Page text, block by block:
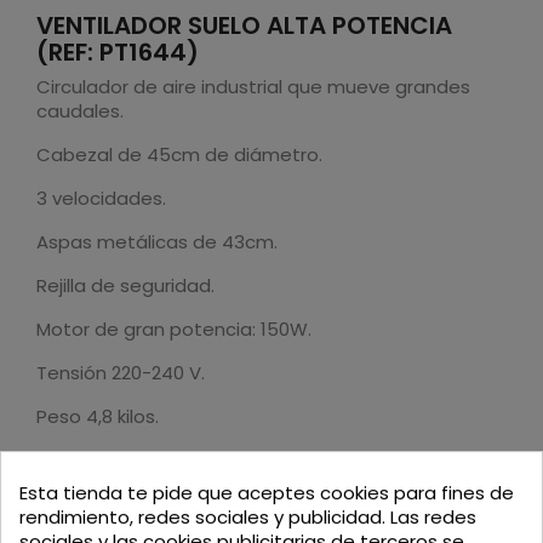
VENTILADOR SUELO ALTA POTENCIA
(REF: PT1644)
Circulador de aire industrial que mueve grandes
caudales.
Cabezal de 45cm de diámetro.
3 velocidades.
Aspas metálicas de 43cm.
Rejilla de seguridad.
Motor de gran potencia: 150W.
Tensión 220-240 V.
Peso 4,8 kilos.
1,5 metros de cable.
Dimensiones: 54 x 20 x 52cm.
Esta tienda te pide que aceptes cookies para fines de
rendimiento, redes sociales y publicidad. Las redes